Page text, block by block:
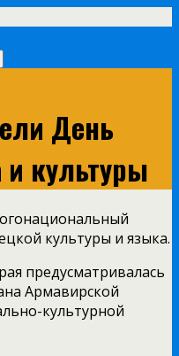
День
культуры
культуры и языка.
предусматривалась
Армавирской
культурной